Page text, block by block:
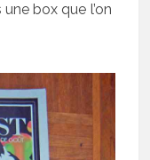
box que l’on